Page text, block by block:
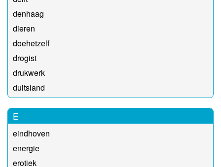
denhaag
dieren
doehetzelf
drogist
drukwerk
duitsland
E
eindhoven
energie
erotiek